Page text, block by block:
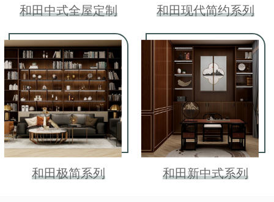
和田中式全屋定制 和田现代简约系列
和田极简系列 和田新中式系列